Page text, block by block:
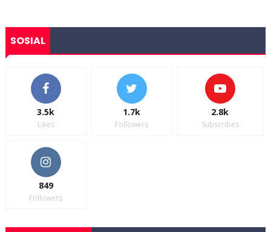
SOSIAL
3.5k
Likes
1.7k
Followers
2.8k
Subscribes
849
Followers